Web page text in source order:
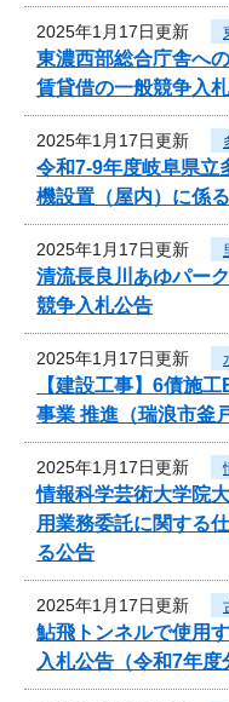
2025年1月17日更新
東濃西部総合庁舎へ
賃貸借の一般競争入
2025年1月17日更新
令和7‐9年度岐阜県
機設置（屋内）に係
2025年1月17日更新
清流長良川あゆパー
競争入札公告
2025年1月17日更新
【建設工事】6債施
事業 推進（瑞浪市釜
2025年1月17日更新
情報科学芸術大学院
用業務委託に関する
る公告
2025年1月17日更新
鮎飛トンネルで使用
入札公告（令和7年度